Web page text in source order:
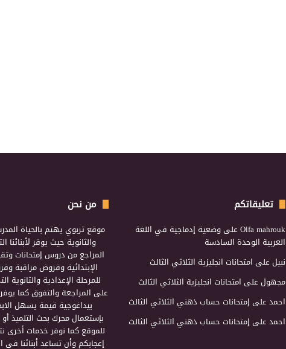
تعليقاتكم
Olfa mahroukعلىوضعية إدماجية في اللغة
العربية الوحدة السادسة
نبيلعلى امتحانات انجليزية الثلاثي الثالث
مجهولعلى امتحانات انجليزية الثلاثي الثالث
احمدعلى إمتحانات حساب ذهني الثلاثي الثالث
احمدعلى إمتحانات حساب ذهني الثلاثي الثالث
من نحن
موقع تربوي يهتم بالحياة
والثانوية حيث يوفر لأبنائنا
المراجع من دروس إمتحانات
الإبتدائية وفروض مراقبة
للمرحلة الإعدادية
على المراجعة والتفوق كما
بيداغوجية قيمة يسهل
بإستعمال محرك بحث التلميذ
للموقع كما نوفر خدمات أخرى
إعجابكم وأن تساعد أبنائنا في